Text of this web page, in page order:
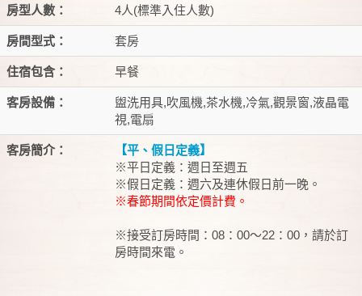
房型人數： 4人(標準入住人數)
房間型式： 套房
住宿包含： 早餐
客房設備：
盥洗用具,吹風機,茶水機,冷氣,觀景窗,液晶電
視,電扇
客房簡介：
【平、假日定義】
※平日定義：週日至週五
※假日定義：週六及連休假日前一晚。
※春節期間依定價計費。
※接受訂房時間：08：00～22：00，請於訂
房時間來電。